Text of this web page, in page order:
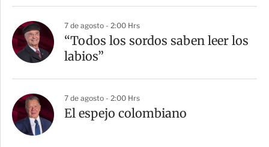
7 de agosto - 2:00 Hrs
“Todos los sordos saben leer los
labios”
7 de agosto - 2:00 Hrs
El espejo colombiano